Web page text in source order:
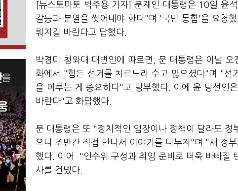
[뉴스토마토 박주용 기자] 문재인 대통령은 10일 윤
갈등과 분열을 씻어내야 한다"며 '국민 통합'을 요청
뤄지길 바란다고 답했다.
박경미 청와대 대변인에 따르면, 문 대통령은 이날
화에서 "힘든 선거를 치르느라 수고 많으셨다"며 "선
을 이루는 게 중요하다"고 당부했다. 이에 윤 당선인
바란다"고 화답했다.
문 대통령은 또 "정치적인 입장이나 정책이 달라도
으니 조만간 직접 만나서 이야기를 나누자"며 "새 정
했다. 이어 "인수위 구성과 취임 준비로 더욱 바빠질
사를 건넸다.